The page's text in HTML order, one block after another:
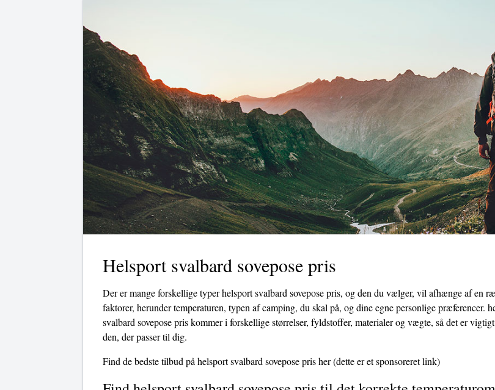
Helsport svalbard sovepose pris
Der er mange forskellige typer helsport svalbard sovepose pris, og den du vælger, vil afhænge af en
faktorer, herunder temperaturen, typen af ​​camping, du skal på, og dine egne personlige præferencer.
svalbard sovepose pris kommer i forskellige størrelser, fyldstoffer, materialer og vægte, så det er
den, der passer til dig.
Find de bedste tilbud på helsport svalbard sovepose pris her(dette er et sponsoreret link)